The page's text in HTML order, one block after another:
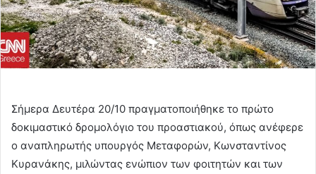
Σήμερα Δευτέρα 20/10 πραγματοποιήθηκε το πρώτο
δοκιμαστικό δρομολόγιο του προαστιακού, όπως ανέφερε
ο αναπληρωτής υπουργός Μεταφορών, Κωνσταντίνος
Κυρανάκης, μιλώντας ενώπιον των φοιτητών και των